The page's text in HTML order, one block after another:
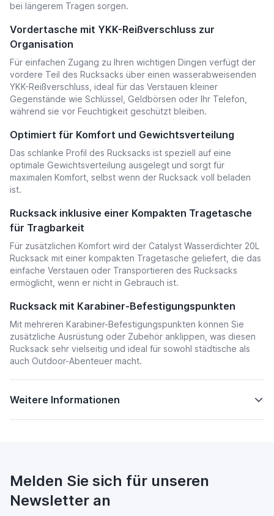
bei längerem Tragen sorgen.
Vordertasche mit YKK-Reißverschluss zur
Organisation
Für einfachen Zugang zu Ihren wichtigen Dingen verfügt der
vordere Teil des Rucksacks über einen wasserabweisenden
YKK-Reißverschluss, ideal für das Verstauen kleiner
Gegenstände wie Schlüssel, Geldbörsen oder Ihr Telefon,
während sie vor Feuchtigkeit geschützt bleiben.
Optimiert für Komfort und Gewichtsverteilung
Das schlanke Profil des Rucksacks ist speziell auf eine
optimale Gewichtsverteilung ausgelegt und sorgt für
maximalen Komfort, selbst wenn der Rucksack voll beladen
ist.
Rucksack inklusive einer Kompakten Tragetasche
für Tragbarkeit
Für zusätzlichen Komfort wird der Catalyst Wasserdichter 20L
Rucksack mit einer kompakten Tragetasche geliefert, die das
einfache Verstauen oder Transportieren des Rucksacks
ermöglicht, wenn er nicht in Gebrauch ist.
Rucksack mit Karabiner-Befestigungspunkten
Mit mehreren Karabiner-Befestigungspunkten können Sie
zusätzliche Ausrüstung oder Zubehör anklippen, was diesen
Rucksack sehr vielseitig und ideal für sowohl städtische als
auch Outdoor-Abenteuer macht.
Weitere Informationen
Melden Sie sich für unseren
Newsletter an